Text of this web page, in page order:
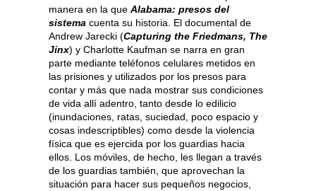
manera en la que Alabama: presos del
sistema cuenta su historia. El documental de
Andrew Jarecki (Capturing the Friedmans, The
Jinx) y Charlotte Kaufman se narra en gran
parte mediante teléfonos celulares metidos en
las prisiones y utilizados por los presos para
contar y más que nada mostrar sus condiciones
de vida allí adentro, tanto desde lo edilicio
(inundaciones, ratas, suciedad, poco espacio y
cosas indescriptibles) como desde la violencia
física que es ejercida por los guardias hacia
ellos. Los móviles, de hecho, les llegan a través
de los guardias también, que aprovechan la
situación para hacer sus pequeños negocios,